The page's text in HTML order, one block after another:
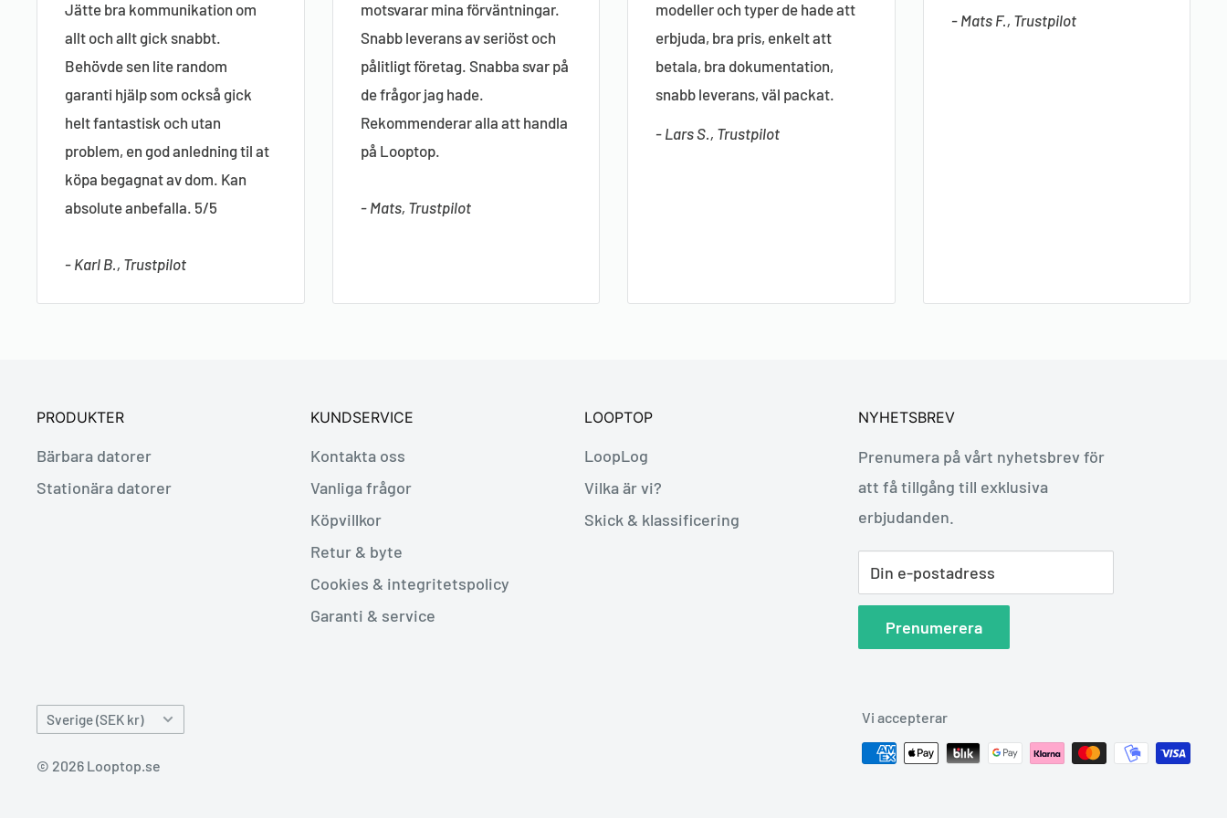
Jätte bra kommunikation om
allt och allt gick snabbt.
Behövde sen lite random
garanti hjälp som också gick
helt fantastisk och utan
problem, en god anledning til at
köpa begagnat av dom. Kan
absolute anbefalla. 5/5
- Karl B., Trustpilot
motsvarar mina förväntningar.
Snabb leverans av seriöst och
pålitligt företag. Snabba svar på
de frågor jag hade.
Rekommenderar alla att handla
på Looptop.
- Mats, Trustpilot
modeller och typer de hade att
erbjuda, bra pris, enkelt att
betala, bra dokumentation,
snabb leverans, väl packat.
- Lars S., Trustpilot
- Mats F., Trustpilot
PRODUKTER
Bärbara datorer
Stationära datorer
KUNDSERVICE
Kontakta oss
Vanliga frågor
Köpvillkor
Retur & byte
Cookies & integritetspolicy
Garanti & service
LOOPTOP
LoopLog
Vilka är vi?
Skick & klassificering
NYHETSBREV
Prenumera på vårt nyhetsbrev för
att få tillgång till exklusiva
erbjudanden.
Din e-postadress
Prenumerera
Land/Region
Sverige (SEK kr)
© 2026 Looptop.se
Vi accepterar